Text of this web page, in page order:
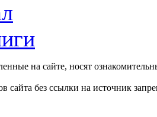
на сайте, носят
сайта без ссылки на источник